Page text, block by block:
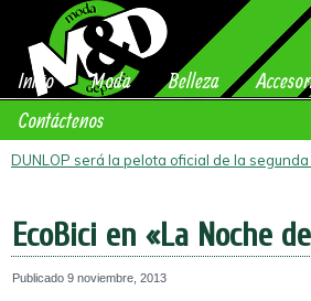
Inicio Moda Belleza
Contáctenos
DUNLOP será la pelota oficial de la
EcoBici en «La Noche
Publicado 9 noviembre, 2013